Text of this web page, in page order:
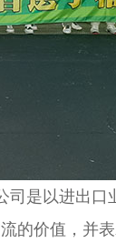
是以进出口
的价值，并